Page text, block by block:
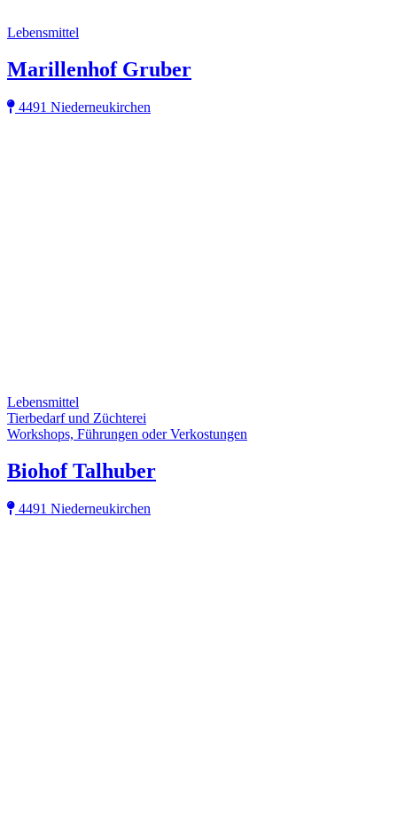
Lebensmittel
Marillenhof Gruber
4491 Niederneukirchen
Lebensmittel
Tierbedarf und Züchterei
Workshops, Führungen oder Verkostungen
Biohof Talhuber
4491 Niederneukirchen